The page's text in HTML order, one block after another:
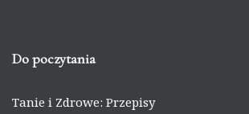
Do poczytania
Tanie i Zdrowe: Przepisy